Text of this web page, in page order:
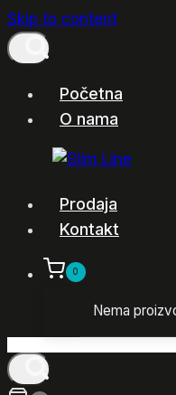
Skip to content
Početna
O nama
Prodaja
Kontakt
0
Nema